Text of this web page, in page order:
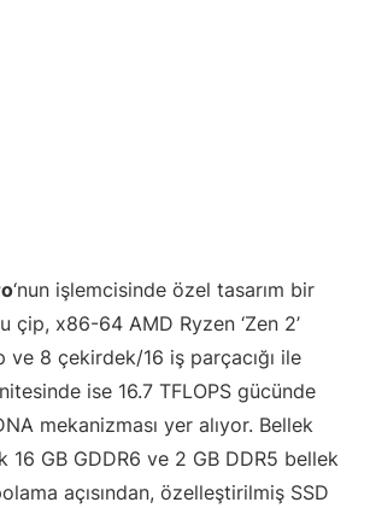
‘nun işlemcisinde özel tasarım bir
çip, x86-64 AMD Ryzen ‘Zen 2’
ve 8 çekirdek/16 iş parçacığı ile
ise 16.7 TFLOPS gücünde
mekanizması yer alıyor. Bellek
16 GB GDDR6 ve 2 GB DDR5 bellek
açısından, özelleştirilmiş SSD